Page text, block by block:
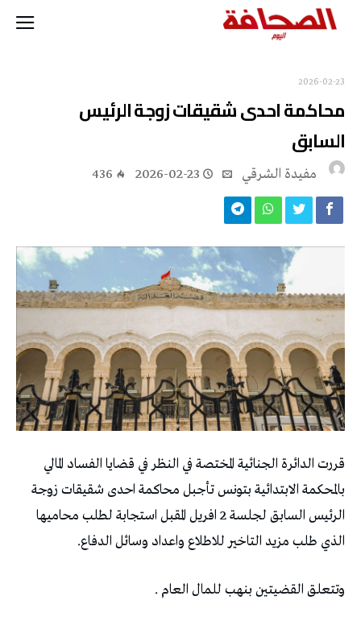
2026-02-23
محاكمة احدى شقيقات زوجة الرئيس
السابق
مفيدة الشرقي 2026-02-23
436
قررت الدائرة الجنائية المختصة في النظر في قضايا الفساد المالي
بالمحكمة الابتدائية بتونس تأجبل محاكمة احدى شقيقات زوجة
الرئيس السابق لجلسة 2 افريل المقبل استجابة لطلب محاميها
الذي طلب مزيد التاخير للاطلاع واعداد وسائل الدفاع.
وتتعلق القضيتين بنهب للمال العام .